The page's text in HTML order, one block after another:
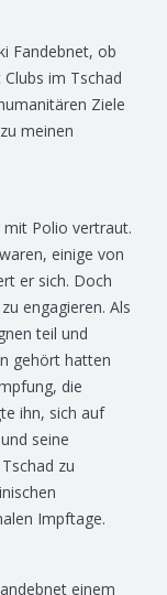
Fandebnet, ob
im Tschad
Ziele
meinen
Polio vertraut.
einige von
er sich. Doch
engagieren. Als
teil und
gehört hatten
die
ihn, sich auf
seine
zu
Impftage.
einem